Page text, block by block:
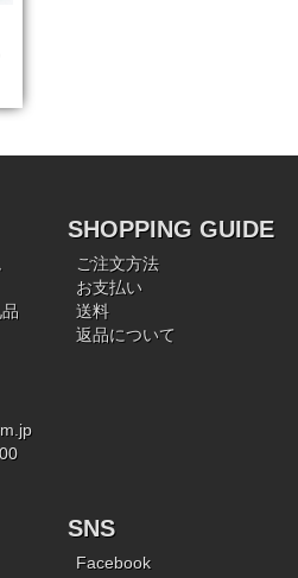
SHOPPING GUIDE
ご注文方法
お支払い
送料
返品について
SNS
Facebook